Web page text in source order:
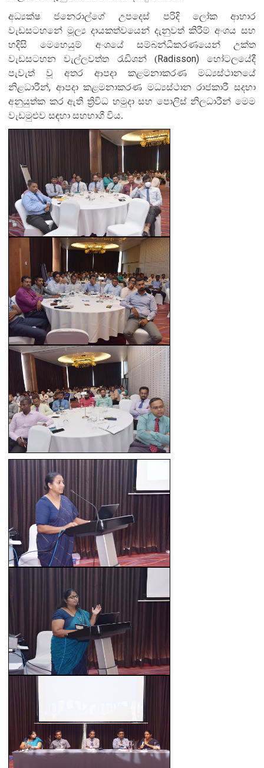
අධ්‍යක්ෂ ජනෙරාල්ගේ උපදෙස් පරිදි ලෝක ආහාර
වැඩසටහනේ මූල්‍ය දායකත්වයෙන් දැනුවත් කිරීම් අංශය සහ
හදිසි මෙහෙයුම් අංශයේ සම්බන්ධීකරණයෙන් උක්ත
වැඩසටහන වැල්ලවත්ත රැඩිශන් (Radisson) හෝටලයේදී
පැවැත් වූ අතර ආපදා කළමනාකරණ මධ්‍යස්ථානයේ
නිළධාරීන්, ආපදා කළමනාකරණ මධ්‍යස්ථාන රාජකාරී සදහා
අනුයුත්ක කර ඇති ත්‍රිවිධ හමුදා සහ පොලිස් නිලධාරීන් මෙම
වැඩමුළුව සඳහා සහභාගී විය.